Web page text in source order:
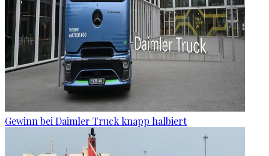
Gewinn bei Daimler Truck knapp halbiert